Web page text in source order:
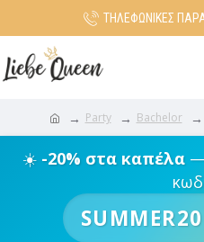
ΤΗΛΕΦΩΝΙΚΕΣ
Party Bachelor
☀️ -20% στα καπέλα—
SUMMER20